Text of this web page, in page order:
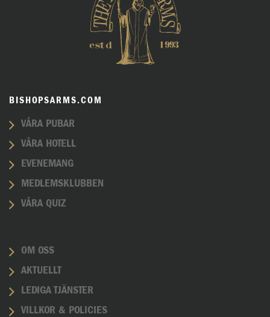
BISHOPSARMS.COM
VÅRA PUBAR
VÅRA HOTELL
EVENEMANG
MEDLEMSKLUBBEN
VÅRA QUIZ
OM OSS
AKTUELLT
LEDIGA TJÄNSTER
VILLKOR & POLICIES